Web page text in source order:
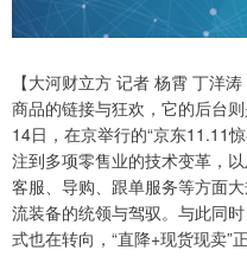
【大河财立方 记者 杨霄 丁洋
商品的链接与狂欢，它的后台
14日，在京举行的“京东11.11
注到多项零售业的技术变革，
客服、导购、跟单服务等方面
流装备的统领与驾驭。与此同
式也在转向，“直降+现货现卖”